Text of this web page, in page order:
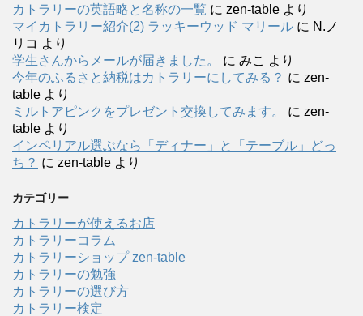
カトラリーの英語略と名称の一覧 に zen-table より
マイカトラリー紹介(2) ラッキーウッド マリール に N.ノ
リコ より
学生さんからメールが届きました。
に みこ より
今年のふるさと納税はカトラリーにしてみる？ に zen-
table より
ミルトアピンクをプレゼント交換してみます。
に zen-
table より
インペリアル選ぶなら「ディナー」と「テーブル」どっ
ち？ に zen-table より
カテゴリー
カトラリーが使えるお店
カトラリーコラム
カトラリーショップ zen-table
カトラリーの勉強
カトラリーの選び方
カトラリー検定